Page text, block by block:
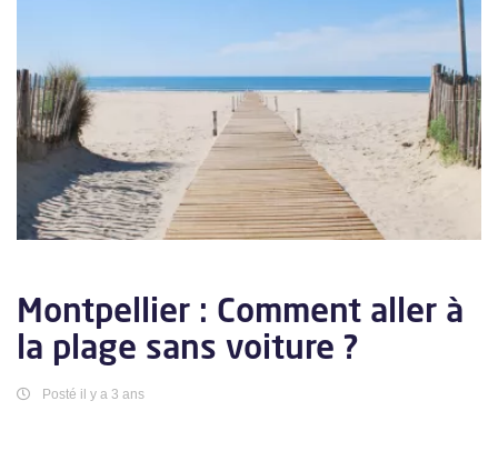
Montpellier : Comment aller à
la plage sans voiture ?
Posté il y a 3 ans